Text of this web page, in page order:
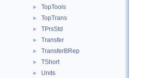
► TopTools
► TopTrans
► TPrsStd
► Transfer
► TransferBRep
► TShort
► Units